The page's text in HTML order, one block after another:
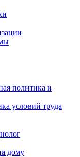
политика и
условий труда
дому